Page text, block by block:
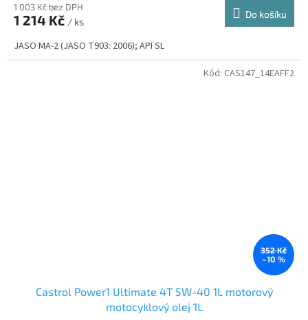
1 003 Kč bez DPH
1 214 Kč / ks
Do košíku
JASO MA-2 (JASO T903: 2006); API SL
352 Kč
–10 %
Castrol Power1 Ultimate 4T 5W-40 1L motorový
motocyklový olej 1L
Kód: CAS147_14EAFF2